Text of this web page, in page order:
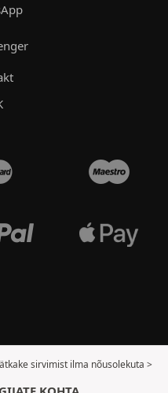
sirvimist ilma nõusolekuta >